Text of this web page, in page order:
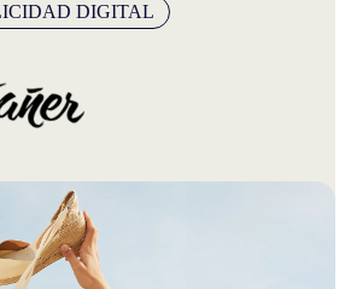
DIGITAL